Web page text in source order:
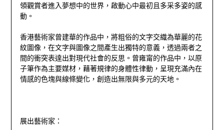
領觀賞者進入夢想中的世界，啟動心中最初且多采多姿的感
動。
香港藝術家曾建華的作品中，將粗俗的文字交織為華麗的花
紋圖像，在文字與圖像之間產生出獨特的意義，透過兩者之
間的衝突表達出對現代社會的反思。曾雍甯的作品中，以原
子筆作為主要媒材，藉著規律的身體性律動，呈現充滿內在
情感的色塊與線條變化，創造出無限與多元的天地。
展出藝術家：